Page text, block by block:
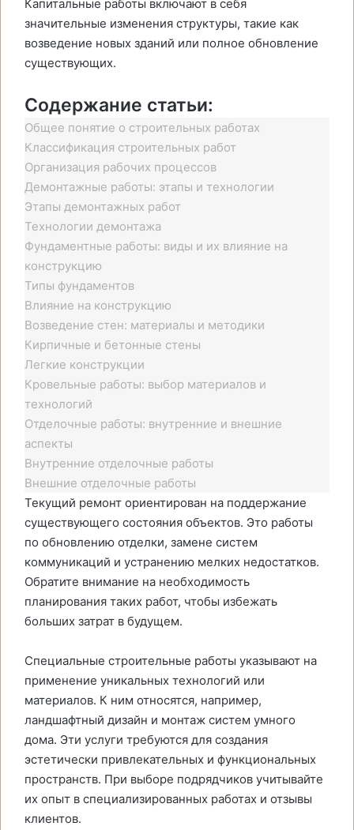
Капитальные работы включают в себя
значительные изменения структуры, такие как
возведение новых зданий или полное обновление
существующих.
Содержание статьи:
Общее понятие о строительных работах
Классификация строительных работ
Организация рабочих процессов
Демонтажные работы: этапы и технологии
Этапы демонтажных работ
Технологии демонтажа
Фундаментные работы: виды и их влияние на
конструкцию
Типы фундаментов
Влияние на конструкцию
Возведение стен: материалы и методики
Кирпичные и бетонные стены
Легкие конструкции
Кровельные работы: выбор материалов и
технологий
Отделочные работы: внутренние и внешние
аспекты
Внутренние отделочные работы
Внешние отделочные работы
Текущий ремонт ориентирован на поддержание
существующего состояния объектов. Это работы
по обновлению отделки, замене систем
коммуникаций и устранению мелких недостатков.
Обратите внимание на необходимость
планирования таких работ, чтобы избежать
больших затрат в будущем.
Специальные строительные работы указывают на
применение уникальных технологий или
материалов. К ним относятся, например,
ландшафтный дизайн и монтаж систем умного
дома. Эти услуги требуются для создания
эстетически привлекательных и функциональных
пространств. При выборе подрядчиков учитывайте
их опыт в специализированных работах и отзывы
клиентов.